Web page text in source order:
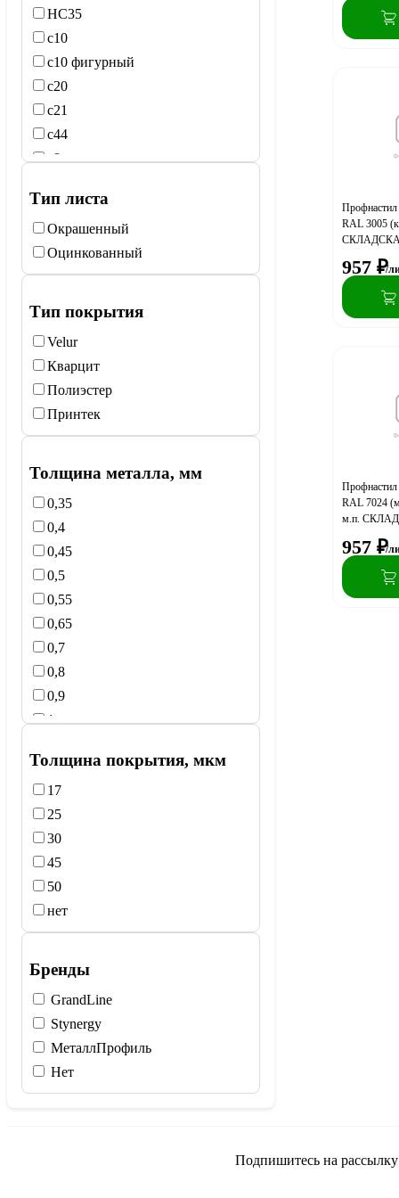
НС35
с10
с10 фигурный
с20
с21
с44
с8
Тип листа
Окрашенный
Оцинкованный
Тип покрытия
Velur
Кварцит
Полиэстер
Принтек
Толщина металла, мм
0,35
0,4
0,45
0,5
0,55
0,65
0,7
0,8
0,9
1
Толщина покрытия, мкм
17
25
30
45
50
нет
Бренды
GrandLine
Stynergy
МеталлПрофиль
Нет
RAL 3005
957 ₽/
RAL 7024
м.п.
957 ₽/
Подпишитесь на рассылку